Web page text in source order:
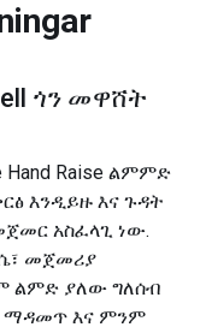
ጎን መዋሸት
Hand Raise ልምምድ
እንዲይዙ እና ጉዳት
አስፈላጊ ነው.
መጀመሪያ
ልምድ ያለው ግለሰብ
ማዳመጥ እና ምንም